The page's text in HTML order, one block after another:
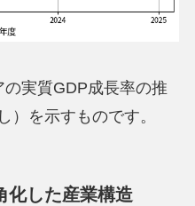
実質GDP成長率の推
）を示すものです。
化した産業構造